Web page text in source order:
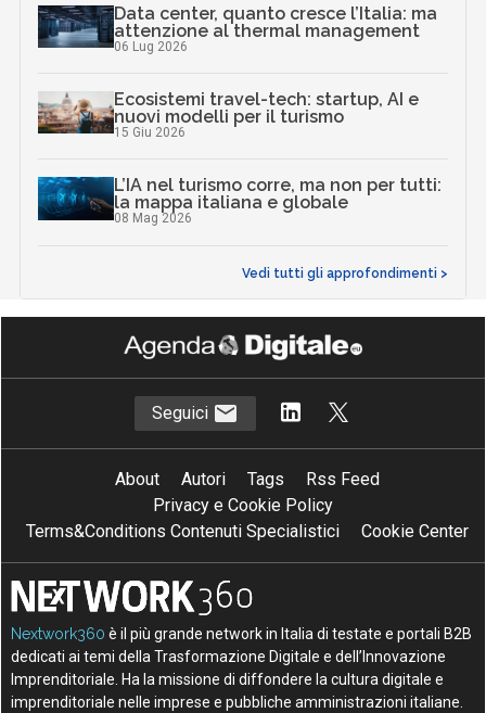
Data center, quanto cresce l’Italia: ma
attenzione al thermal management
06 Lug 2026
Ecosistemi travel-tech: startup, AI e
nuovi modelli per il turismo
15 Giu 2026
L’IA nel turismo corre, ma non per tutti:
la mappa italiana e globale
08 Mag 2026
Vedi tutti gli approfondimenti >
Seguici
About Autori Tags
Rss Feed
Privacy e Cookie Policy
Terms&Conditions Contenuti Specialistici
Cookie Center
Nextwork360 è il più grande network in Italia di testate e portali B2B
dedicati ai temi della Trasformazione Digitale e dell’Innovazione
Imprenditoriale. Ha la missione di diffondere la cultura digitale e
imprenditoriale nelle imprese e pubbliche amministrazioni italiane.